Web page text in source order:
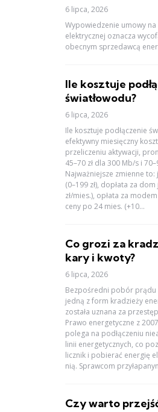
6 lipca, 2026
Wypowiedzenie umowy
elektrycznej oznacza
obecnym sprzedawcą
Ile kosztuje
światłowodu?
6 lipca, 2026
Ile kosztuje podłączenie
efektywny miesięczny
przeliczeniu aktywacji,
45–70 zł dla 300 Mb/s i
Najważniejsze zmienne
(0–199 zł), dopłata za
zł/mies.), opłata za
ceny po 24 mies. (+10...
Co grozi za
kary i kwoty?
6 lipca, 2026
Bezpośredni pobór prądu
jedną z form kradzieży
została uznana za
Prawo energetyczne z
polega na podłączeniu
linii energetycznych, co
licznik i pobierać energię
nią. Sprawcom
Czy warto